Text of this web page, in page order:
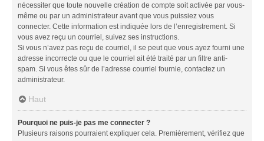
nécessiter que toute nouvelle création de compte soit activée par vous-
même ou par un administrateur avant que vous puissiez vous
connecter. Cette information est indiquée lors de l’enregistrement. Si
vous avez reçu un courriel, suivez ses instructions.
Si vous n’avez pas reçu de courriel, il se peut que vous ayez fourni une
adresse incorrecte ou que le courriel ait été traité par un filtre anti-
spam. Si vous êtes sûr de l’adresse courriel fournie, contactez un
administrateur.
Haut
Pourquoi ne puis-je pas me connecter ?
Plusieurs raisons pourraient expliquer cela. Premièrement, vérifiez que